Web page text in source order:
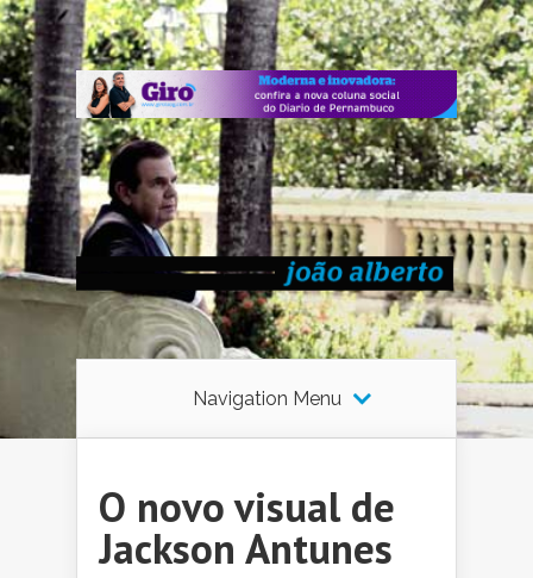
Navigation Menu
O novo visual de
Jackson Antunes